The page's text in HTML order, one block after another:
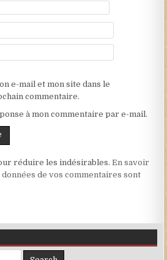
e-mail et mon site dans le
commentaire.
à mon commentaire par e-mail.
réduire les indésirables.En savoir
de vos commentaires sont